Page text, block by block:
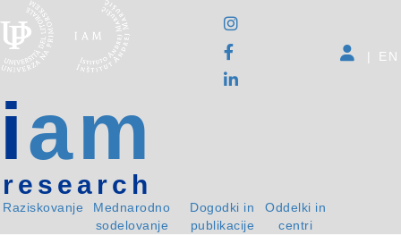
iam
research
Raziskovanje
Mednarodno
sodelovanje
Dogodki in
publikacije
Oddelki in
centri
| EN